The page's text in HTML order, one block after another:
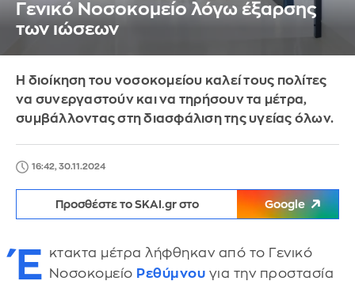
Γενικό Νοσοκομείο λόγω έξαρσης
των ιώσεων
Η διοίκηση του νοσοκομείου καλεί τους πολίτες
να συνεργαστούν και να τηρήσουν τα μέτρα,
συμβάλλοντας στη διασφάλιση της υγείας όλων.
16:42, 30.11.2024
Προσθέστε το SKAI.gr στο Google
Έ κτακτα μέτρα λήφθηκαν από το Γενικό
Νοσοκομείο Ρεθύμνου για την προστασία